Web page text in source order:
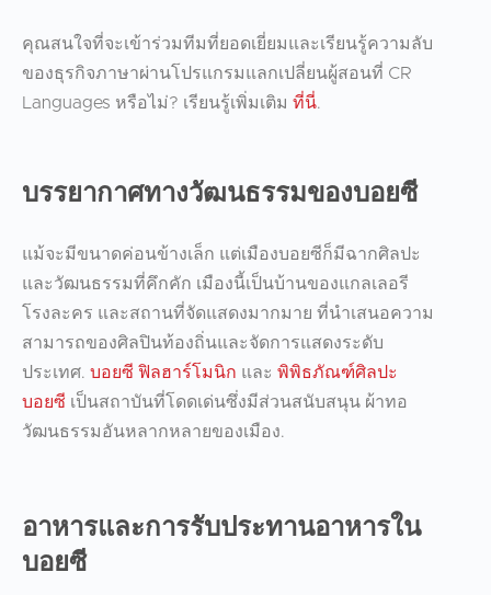
คุณสนใจที่จะเข้าร่วมทีมที่ยอดเยี่ยมและเรียนรู้ความลับ
ของธุรกิจภาษาผ่านโปรแกรมแลกเปลี่ยนผู้สอนที่ CR
Languages หรือไม่? เรียนรู้เพิ่มเติม ที่นี่.
บรรยากาศทางวัฒนธรรมของบอยซี
แม้จะมีขนาดค่อนข้างเล็ก แต่เมืองบอยซีก็มีฉากศิลปะ
และวัฒนธรรมที่คึกคัก เมืองนี้เป็นบ้านของแกลเลอรี
โรงละคร และสถานที่จัดแสดงมากมาย ที่นำเสนอความ
สามารถของศิลปินท้องถิ่นและจัดการแสดงระดับ
ประเทศ. บอยซี ฟิลฮาร์โมนิก และ พิพิธภัณฑ์ศิลปะ
บอยซี เป็นสถาบันที่โดดเด่นซึ่งมีส่วนสนับสนุน ผ้าทอ
วัฒนธรรมอันหลากหลายของเมือง.
อาหารและการรับประทานอาหารใน
บอยซี